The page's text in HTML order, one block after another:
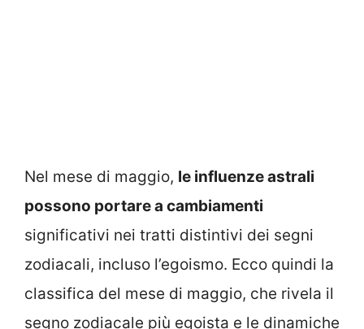
Nel mese di maggio, le influenze astrali
possono portare a cambiamenti
significativi nei tratti distintivi dei segni
zodiacali, incluso l’egoismo. Ecco quindi la
classifica del mese di maggio, che rivela il
segno zodiacale più egoista e le dinamiche